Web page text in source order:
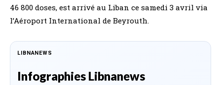
46 800 doses, est arrivé au Liban ce samedi 3 avril via
l’Aéroport International de Beyrouth.
LIBNANEWS
Infographies Libnanews